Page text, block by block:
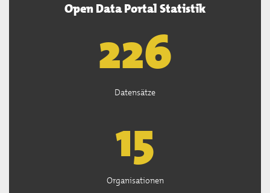
Open Data Portal Statistik
227
Datensätze
15
Organisationen